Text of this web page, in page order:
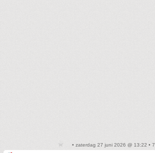
• zaterdag 27 juni 2026 @ 13:22 • 7